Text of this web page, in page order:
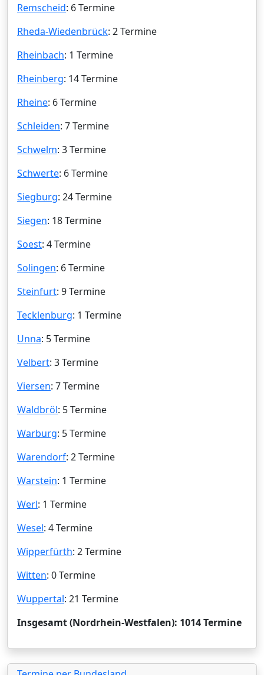
Remscheid: 6 Termine
Rheda-Wiedenbrück: 2 Termine
Rheinbach: 1 Termine
Rheinberg: 14 Termine
Rheine: 6 Termine
Schleiden: 7 Termine
Schwelm: 3 Termine
Schwerte: 6 Termine
Siegburg: 24 Termine
Siegen: 18 Termine
Soest: 4 Termine
Solingen: 6 Termine
Steinfurt: 9 Termine
Tecklenburg: 1 Termine
Unna: 5 Termine
Velbert: 3 Termine
Viersen: 7 Termine
Waldbröl: 5 Termine
Warburg: 5 Termine
Warendorf: 2 Termine
Warstein: 1 Termine
Werl: 1 Termine
Wesel: 4 Termine
Wipperfürth: 2 Termine
Witten: 0 Termine
Wuppertal: 21 Termine
Insgesamt (Nordrhein-Westfalen): 1014 Termine